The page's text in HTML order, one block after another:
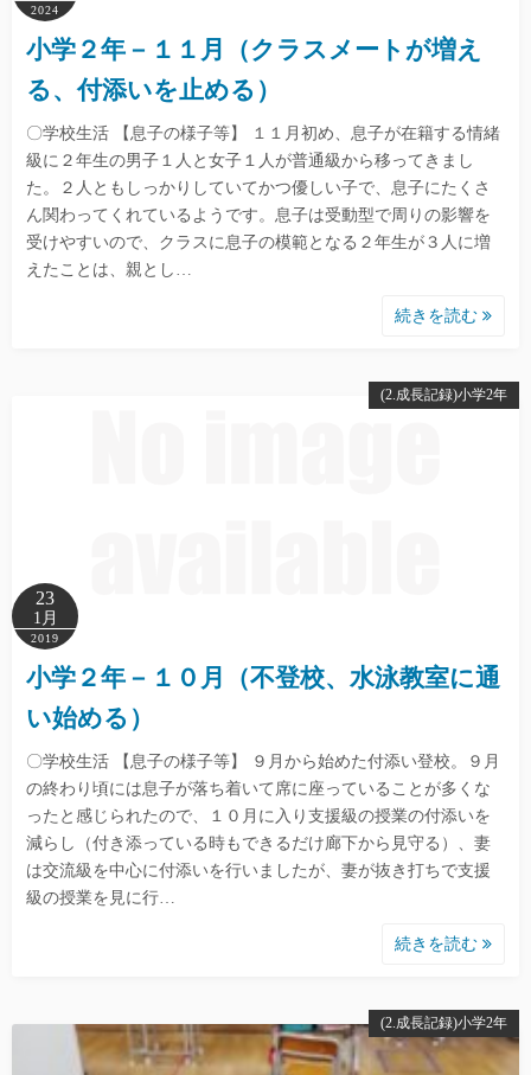
2024
小学２年－１１月（クラスメートが増え
る、付添いを止める）
〇学校生活 【息子の様子等】 １１月初め、息子が在籍する情緒
級に２年生の男子１人と女子１人が普通級から移ってきまし
た。２人ともしっかりしていてかつ優しい子で、息子にたくさ
ん関わってくれているようです。息子は受動型で周りの影響を
受けやすいので、クラスに息子の模範となる２年生が３人に増
えたことは、親とし…
続きを読む
(2.成長記録)小学2年
23
1月
2019
小学２年－１０月（不登校、水泳教室に通
い始める）
〇学校生活 【息子の様子等】 ９月から始めた付添い登校。９月
の終わり頃には息子が落ち着いて席に座っていることが多くな
ったと感じられたので、１０月に入り支援級の授業の付添いを
減らし（付き添っている時もできるだけ廊下から見守る）、妻
は交流級を中心に付添いを行いましたが、妻が抜き打ちで支援
級の授業を見に行…
続きを読む
(2.成長記録)小学2年